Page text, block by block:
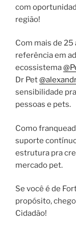
com
região!
Com mais de 25
referência em
ecossistema
Dr Pet
sensibilidade
pessoas e pets.
Como
suporte
estrutura pra
mercado pet.
Se você é de
propósito,
Cidadão!